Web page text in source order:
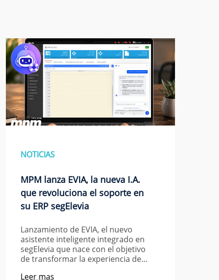
NOTICIAS
MPM lanza EVIA, la nueva I.A.
que revoluciona el soporte en
su ERP segElevia
Lanzamiento de EVIA, el nuevo
asistente inteligente integrado en
segElevia que nace con el objetivo
de transformar la experiencia de…
Leer mas